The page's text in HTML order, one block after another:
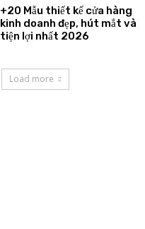
+20 Mẫu thiết kế cửa hàng
kinh doanh đẹp, hút mắt và
tiện lợi nhất 2026
Load more